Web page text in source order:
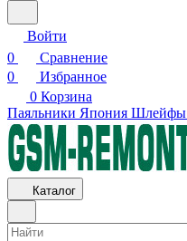
Войти
0
Сравнение
0
Избранное
0 Корзина
Паяльники Япония Шлейфы
Каталог